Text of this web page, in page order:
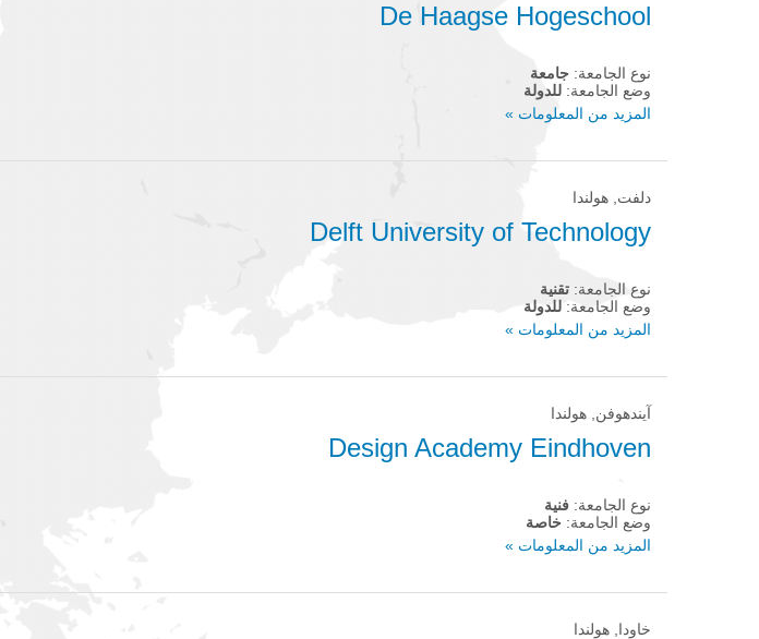
De Haagse Hogeschool
نوع الجامعة: جامعة
وضع الجامعة: للدولة
المزيد من المعلومات »
دلفت, هولندا
Delft University of Technology
نوع الجامعة: تقنية
وضع الجامعة: للدولة
المزيد من المعلومات »
آيندهوفن, هولندا
Design Academy Eindhoven
نوع الجامعة: فنية
وضع الجامعة: خاصة
المزيد من المعلومات »
خاودا, هولندا